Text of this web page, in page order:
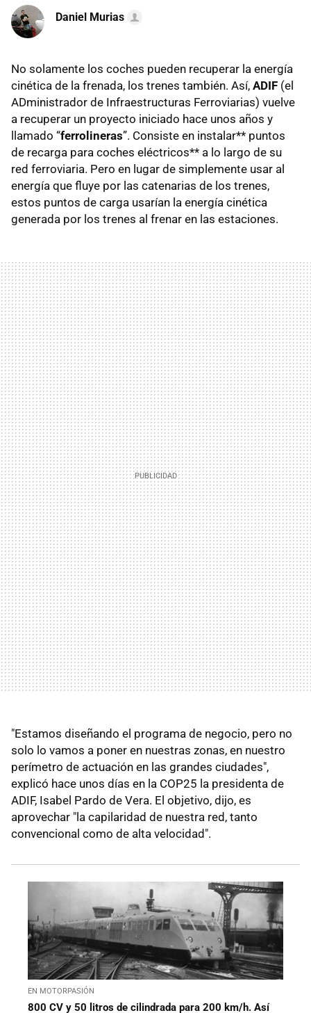
Daniel Murias
No solamente los coches pueden recuperar la energía
cinética de la frenada, los trenes también. Así, ADIF (el
ADministrador de Infraestructuras Ferroviarias) vuelve
a recuperar un proyecto iniciado hace unos años y
llamado “ferrolineras”. Consiste en instalar** puntos
de recarga para coches eléctricos** a lo largo de su
red ferroviaria. Pero en lugar de simplemente usar al
energía que fluye por las catenarias de los trenes,
estos puntos de carga usarían la energía cinética
generada por los trenes al frenar en las estaciones.
"Estamos diseñando el programa de negocio, pero no
solo lo vamos a poner en nuestras zonas, en nuestro
perímetro de actuación en las grandes ciudades",
explicó hace unos días en la COP25 la presidenta de
ADIF, Isabel Pardo de Vera. El objetivo, dijo, es
aprovechar "la capilaridad de nuestra red, tanto
convencional como de alta velocidad".
EN MOTORPASIÓN
800 CV y 50 litros de cilindrada para 200 km/h. Así